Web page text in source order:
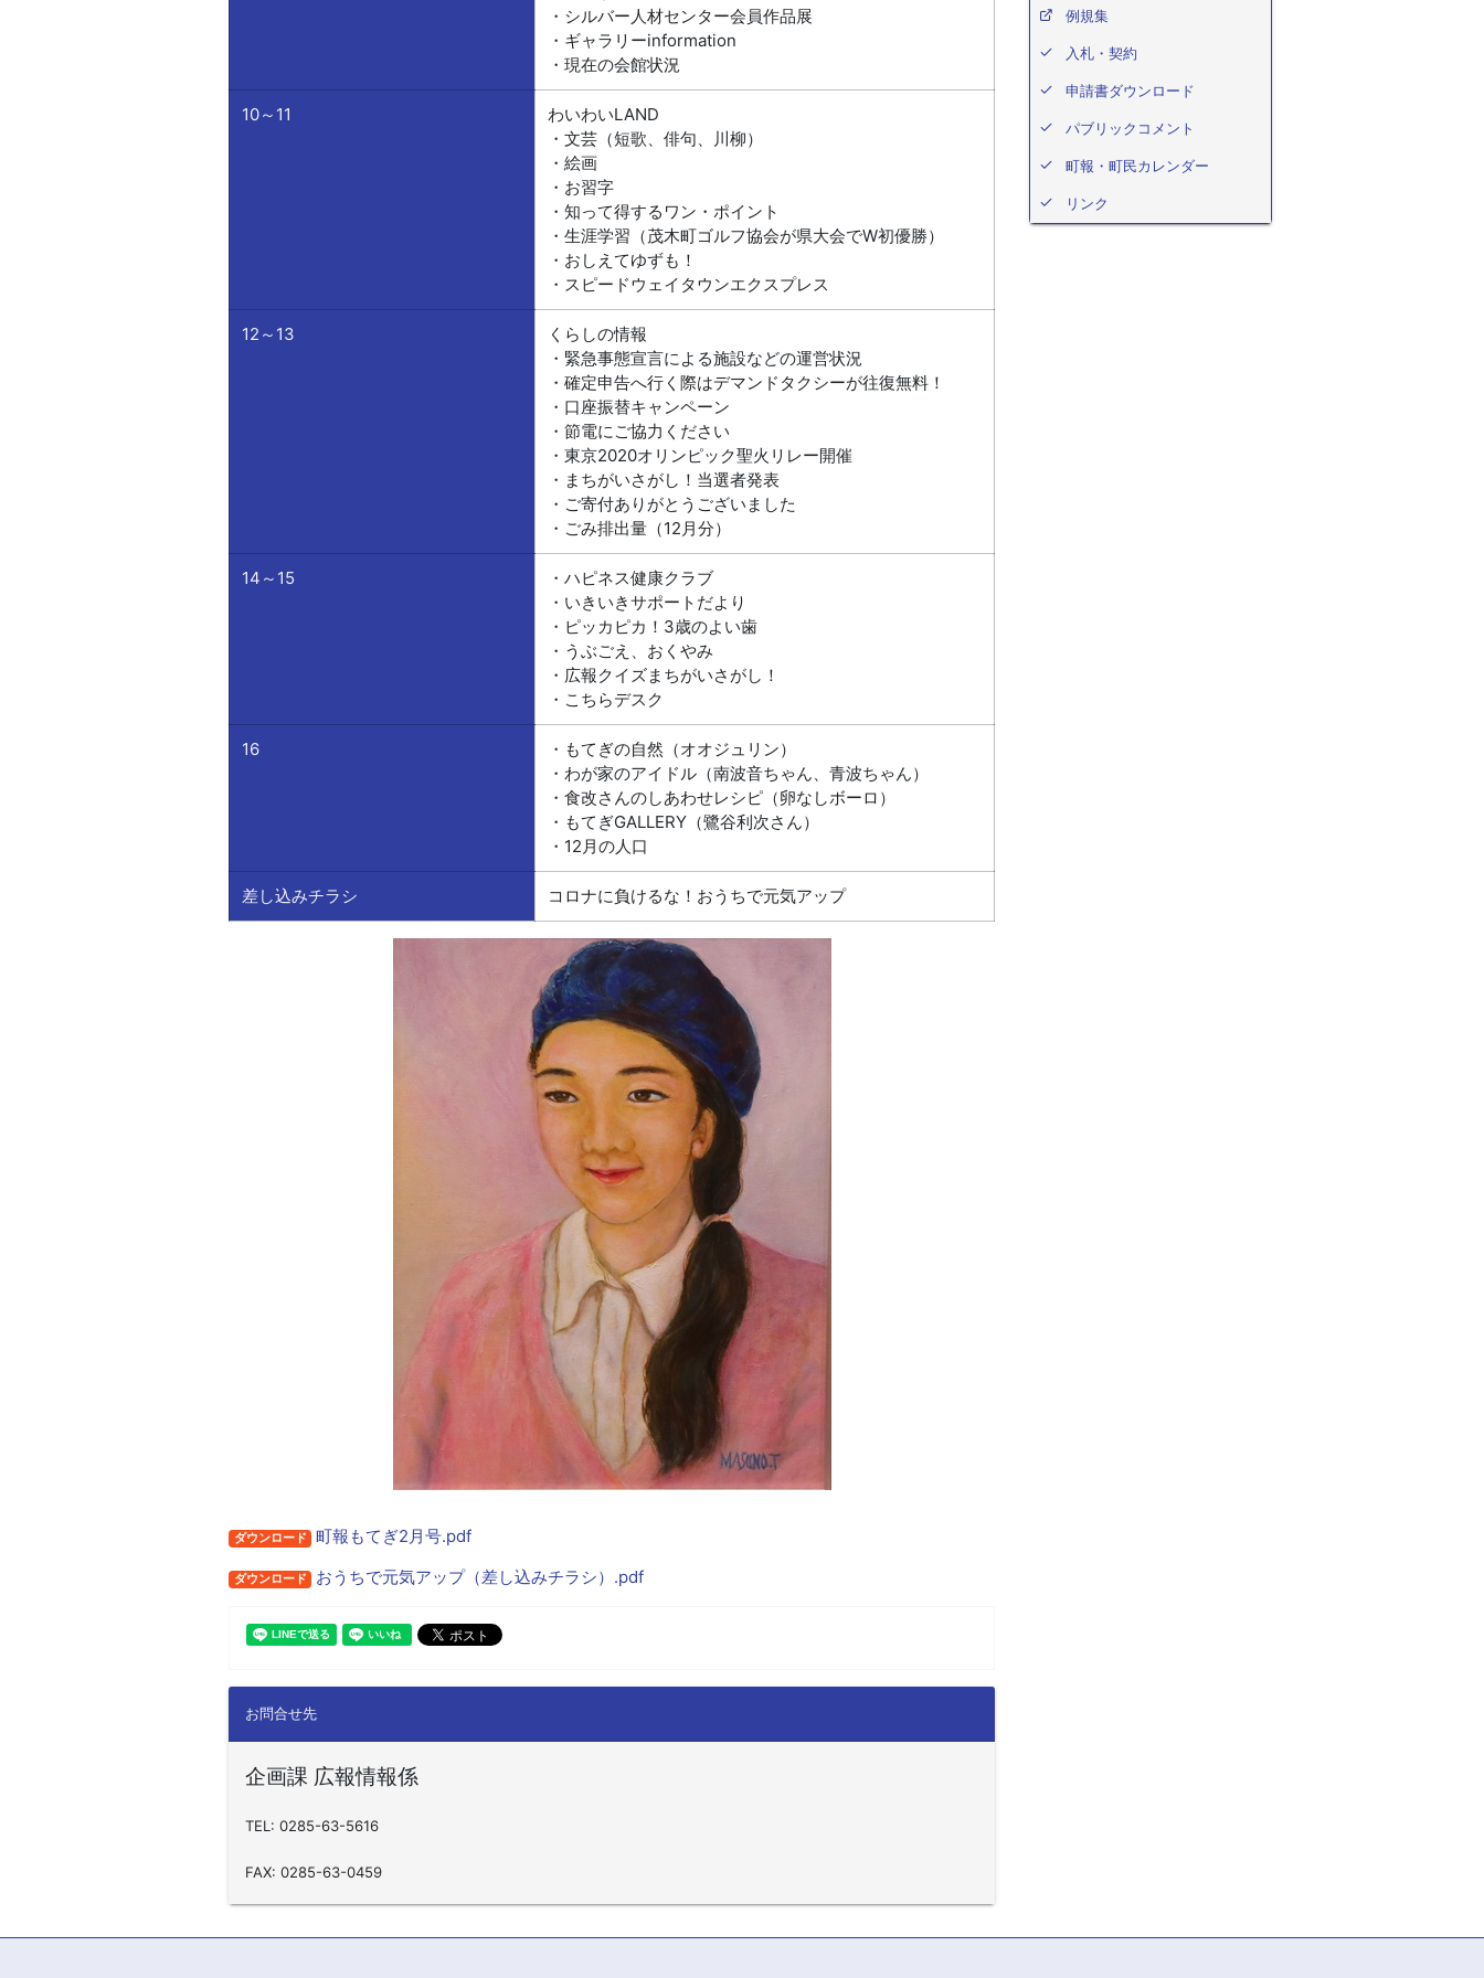
・シルバー人材センター会員作品展
・ギャラリーinformation
・現在の会館状況
10～11
わいわいLAND
・文芸（短歌、俳句、川柳）
・絵画
・お習字
・知って得するワン・ポイント
・生涯学習（茂木町ゴルフ協会が県大会でW初優勝）
・おしえてゆずも！
・スピードウェイタウンエクスプレス
12～13
くらしの情報
・緊急事態宣言による施設などの運営状況
・確定申告へ行く際はデマンドタクシーが往復無料！
・口座振替キャンペーン
・節電にご協力ください
・東京2020オリンピック聖火リレー開催
・まちがいさがし！当選者発表
・ご寄付ありがとうございました
・ごみ排出量（12月分）
14～15
・ハピネス健康クラブ
・いきいきサポートだより
・ピッカピカ！3歳のよい歯
・うぶごえ、おくやみ
・広報クイズまちがいさがし！
・こちらデスク
16
・もてぎの自然（オオジュリン）
・わが家のアイドル（南波音ちゃん、青波ちゃん）
・食改さんのしあわせレシピ（卵なしボーロ）
・もてぎGALLERY（鷺谷利次さん）
・12月の人口
差し込みチラシ コロナに負けるな！おうちで元気アップ
ダウンロード 町報もてぎ2月号.pdf
ダウンロード おうちで元気アップ（差し込みチラシ）.pdf
お問合せ先
企画課 広報情報係
TEL: 0285-63-5616
FAX: 0285-63-0459
例規集
入札・契約
申請書ダウンロード
パブリックコメント
町報・町民カレンダー
リンク